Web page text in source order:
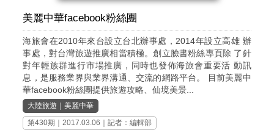
美麗中華facebook粉絲團
海旅會在2010年來台設立台北辦事處，2014年設立高雄 辦
事處，對台灣旅遊推廣相當積極。創立臉書粉絲專頁除 了針
對年輕族群進行市場推廣，同時也發佈海旅會重要活 動訊
息，是服務業界與業界溝通、交流的網路平台。 目前美麗中
華facebook粉絲團提供旅遊攻略、仙境美景...
大陸旅遊 ｜美麗中華
第430期 ｜2017.03.06｜記者：編輯部